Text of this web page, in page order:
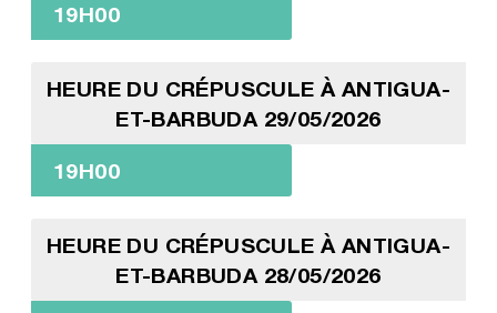
19H00
HEURE DU CRÉPUSCULE À ANTIGUA-
ET-BARBUDA 29/05/2026
19H00
HEURE DU CRÉPUSCULE À ANTIGUA-
ET-BARBUDA 28/05/2026